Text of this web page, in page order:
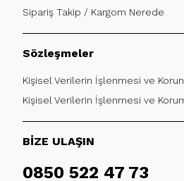
Sipariş Takip / Kargom Nerede
Sözleşmeler
Kişisel Verilerin İşlenmesi ve
Kişisel Verilerin İşlenmesi ve
BİZE ULAŞIN
0850 522 47 73